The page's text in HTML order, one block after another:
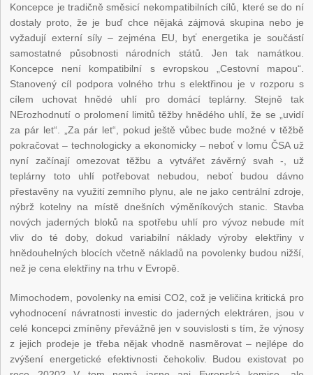
Koncepce je tradičně směsicí nekompatibilních cílů, které se do ní
dostaly proto, že je buď chce nějaká zájmová skupina nebo je
vyžadují externí síly – zejména EU, byť energetika je součástí
samostatné působnosti národních států. Jen tak namátkou.
Koncepce není kompatibilní s evropskou „Cestovní mapou“.
Stanovený cíl podpora volného trhu s elektřinou je v rozporu s
cílem uchovat hnědé uhlí pro domácí teplárny. Stejně tak
NErozhodnutí o prolomení limitů těžby hnědého uhlí, že se „uvidí
za pár let“. „Za pár let“, pokud ještě vůbec bude možné v těžbě
pokračovat – technologicky a ekonomicky – neboť v lomu ČSA už
nyní začínají omezovat těžbu a vytvářet závěrný svah -, už
teplárny toto uhlí potřebovat nebudou, neboť budou dávno
přestavěny na využití zemního plynu, ale ne jako centrální zdroje,
nýbrž kotelny na místě dnešních výměníkových stanic. Stavba
nových jaderných bloků na spotřebu uhlí pro vývoz nebude mít
vliv do té doby, dokud variabilní náklady výroby elektřiny v
hnědouhelných blocích včetně nákladů na povolenky budou nižší,
než je cena elektřiny na trhu v Evropě.
Mimochodem, povolenky na emisi CO2, což je veličina kritická pro
vyhodnocení návratnosti investic do jaderných elektráren, jsou v
celé koncepci zmíněny převážně jen v souvislosti s tím, že výnosy
z jejich prodeje je třeba nějak vhodně nasměrovat – nejlépe do
zvýšení energetické efektivnosti čehokoliv. Budou existovat po